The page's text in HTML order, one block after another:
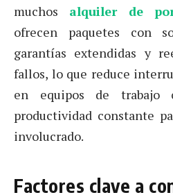
muchos alquiler de
ofrecen paquetes con
garantías extendidas y
fallos, lo que reduce
en equipos de trabajo
productividad constante
involucrado.
Factores clave a